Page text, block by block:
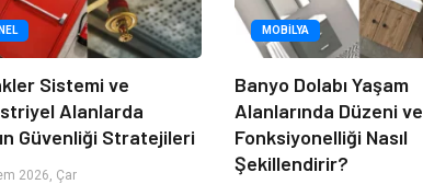
Sistemi ve
Alanlarda
Güvenliği Stratejileri
2026, Çar
MOBILYA
Banyo Dolabı Yaşam
Alanlarında Düzeni ve
Fonksiyonelliği Nasıl
Şekillendirir?